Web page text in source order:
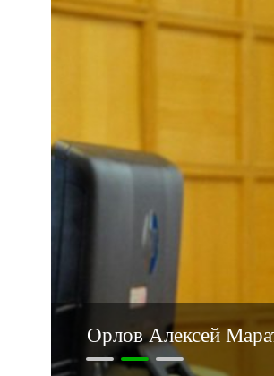
Трапезников